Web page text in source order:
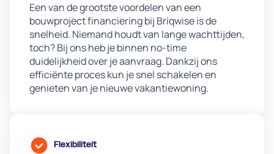
Een van de grootste voordelen van een
bouwproject financiering bij Briqwise is de
snelheid. Niemand houdt van lange wachttijden,
toch? Bij ons heb je binnen no-time
duidelijkheid over je aanvraag. Dankzij ons
efficiënte proces kun je snel schakelen en
genieten van je nieuwe vakantiewoning.
Flexibiliteit